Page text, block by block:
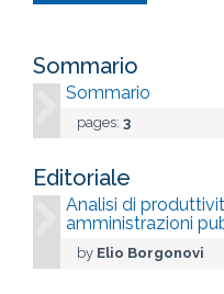
Sommario
Sommario
pages: 3
Editoriale
Analisi di
amministrazioni
by Elio Borgonovi